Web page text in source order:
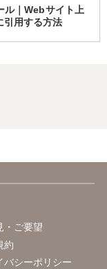
やApple Musicでの
商用利用条件を満た
スごとのAI生成音楽
偶然類似する可能性
も注意が必要です。
のSuno及び配信サー
ル｜Webサイト上
引用する方法
・ご要望
約
バシーポリシー